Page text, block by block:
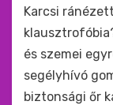
Karcsi
és szemei
segélyhívó
biztonsági őr